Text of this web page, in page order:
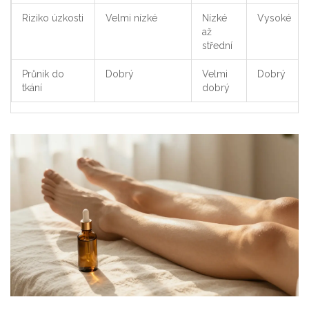
Riziko úzkosti Velmi nízké
Nízké
až
střední
Vysoké
Průnik do
tkání
Dobrý
Velmi
dobrý
Dobrý